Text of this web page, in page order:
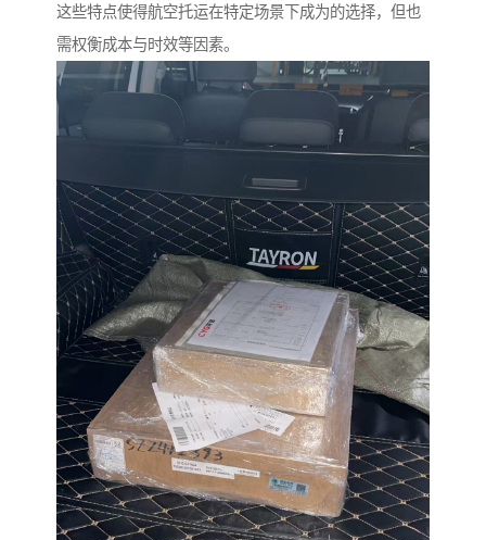
这些特点使得航空托运在特定场景下成为的选择，但也
需权衡成本与时效等因素。